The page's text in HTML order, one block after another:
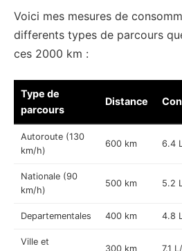
Voici mes mesures de
differents types de parcours
ces 2000 km :
Type de
parcours
Distance
Autoroute (130
km/h)
600 km 6.4
Nationale (90
km/h)
500 km 5.2
Departementales 400 km 4.8
Ville et
300 km 7.1